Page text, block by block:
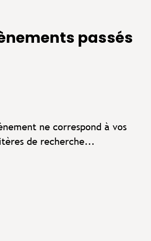
passés
ne correspond à vos
de recherche...